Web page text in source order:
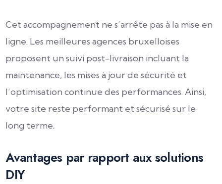
Cet accompagnement ne s’arrête pas à la mise en
ligne. Les meilleures agences bruxelloises
proposent un suivi post-livraison incluant la
maintenance, les mises à jour de sécurité et
l’optimisation continue des performances. Ainsi,
votre site reste performant et sécurisé sur le
long terme.
Avantages par rapport aux solutions
DIY